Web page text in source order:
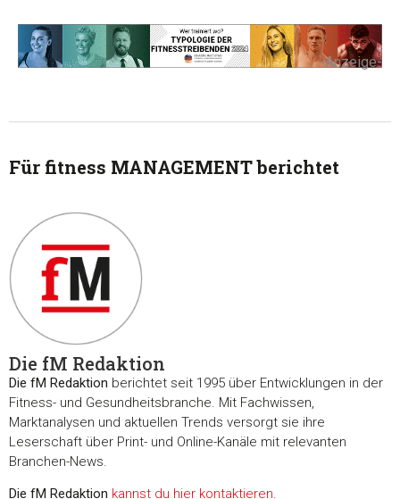
Zustimmung Details Über
-Anzeige-
Für fitness MANAGEMENT berichtet
Die fM Redaktion
Die fM Redaktion berichtet seit 1995 über Entwicklungen in der
Fitness- und Gesundheitsbranche. Mit Fachwissen,
Marktanalysen und aktuellen Trends versorgt sie ihre
Leserschaft über Print- und Online-Kanäle mit relevanten
Branchen-News.
Die fM Redaktion kannst du hier kontaktieren.